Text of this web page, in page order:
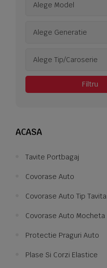
Alege Model
Alege Generatie
Alege Tip/Caroserie
Filtru
ACASA
Tavite Portbagaj
Covorase Auto
Covorase Auto Tip Tavita
Covorase Auto Mocheta
Protectie Praguri Auto
Plase Si Corzi Elastice